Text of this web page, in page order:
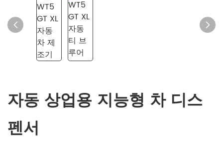
자동 상업용 지능형 차 디스
펜서